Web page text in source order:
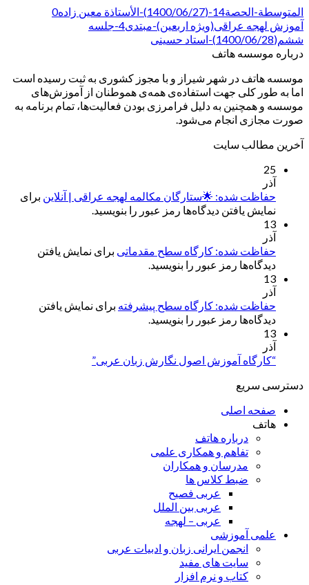
المتوسطة-الحصة14-(1400/06/27)-الأستاذة معين زاده0
آموزش لهجه عراقی(ویژه اربعین)-مبتدی4-جلسه
ششم(1400/06/28)-استاد حسینی
درباره موسسه هاتف
موسسه هاتف در شهر شیراز و با مجوز کشوری به ثبت رسیده است
اما به طور کلی جهت استفاده‌ی همه‌ی هموطنان از آموزش‌های
موسسه و همچنین به دلیل فرامرزی بودن فعالیت‌ها، تمام برنامه به
صورت مجازی انجام می‌شود.
آخرین مطالب سایت
25
آذر
حفاظت شده: 🌟ستارگان مکالمه لهجه عراقی | آنلاین برای
نمایش یافتن دیدگاه‌ها رمز عبور را بنویسید.
13
آذر
حفاظت شده: کارگاه سطح مقدماتی برای نمایش یافتن
دیدگاه‌ها رمز عبور را بنویسید.
13
آذر
حفاظت شده: کارگاه سطح پیشرفته برای نمایش یافتن
دیدگاه‌ها رمز عبور را بنویسید.
13
آذر
“کارگاه آموزش اصول نگارش زبان عربی”
دسترسی سریع
صفحه اصلی
هاتف
درباره هاتف
تفاهم و همکاری علمی
مدرسان و همکاران
ضبط کلاس ها
عربی فصیح
عربی بین الملل
عربی – لهجه
علمی آموزشی
انجمن ایرانی زبان و ادبیات عربی
سایت های مفید
کتاب و نرم افزار